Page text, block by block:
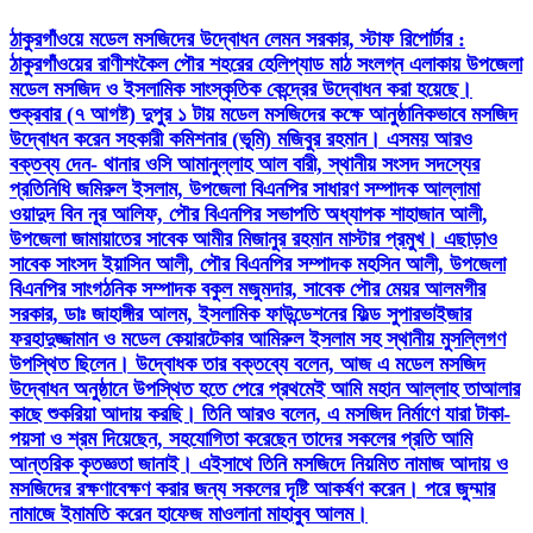
ঠাকুরগাঁওয়ে মডেল মসজিদের উদ্বোধন লেমন সরকার, স্টাফ রিপোর্টার :
ঠাকুরগাঁওয়ের রাণীশংকৈল পৌর শহরের হেলিপ্যাড মাঠ সংলগ্ন এলাকায় উপজেলা
মডেল মসজিদ ও ইসলামিক সাংস্কৃতিক কেন্দ্রের উদ্বোধন করা হয়েছে।
শুক্রবার (৭ আগষ্ট) দুপুর ১ টায় মডেল মসজিদের কক্ষে আনুষ্ঠানিকভাবে মসজিদ
উদ্বোধন করেন সহকারী কমিশনার (ভূমি) মজিবুর রহমান। এসময় আরও
বক্তব্য দেন- থানার ওসি আমানুল্লাহ আল বারী, স্থানীয় সংসদ সদস্যের
প্রতিনিধি জমিরুল ইসলাম, উপজেলা বিএনপির সাধারণ সম্পাদক আল্লামা
ওয়াদুদ বিন নূর আলিফ, পৌর বিএনপির সভাপতি অধ্যাপক শাহাজান আলী,
উপজেলা জামায়াতের সাবেক আমীর মিজানুর রহমান মাস্টার প্রমুখ। এছাড়াও
সাবেক সাংসদ ইয়াসিন আলী, পৌর বিএনপির সম্পাদক মহসিন আলী, উপজেলা
বিএনপির সাংগঠনিক সম্পাদক বকুল মজুমদার, সাবেক পৌর মেয়র আলমগীর
সরকার, ডাঃ জাহাঙ্গীর আলম, ইসলামিক ফাউন্ডেশনের ফিল্ড সুপারভাইজার
ফরহাদুজ্জামান ও মডেল কেয়ারটেকার আমিরুল ইসলাম সহ স্থানীয় মুসল্লিগণ
উপস্থিত ছিলেন। উদ্বোধক তার বক্তব্যে বলেন, আজ এ মডেল মসজিদ
উদ্বোধন অনুষ্ঠানে উপস্থিত হতে পেরে প্রথমেই আমি মহান আল্লাহ তাআলার
কাছে শুকরিয়া আদায় করছি। তিনি আরও বলেন, এ মসজিদ নির্মাণে যারা টাকা-
পয়সা ও শ্রম দিয়েছেন, সহযোগিতা করেছেন তাদের সকলের প্রতি আমি
আন্তরিক কৃতজ্ঞতা জানাই। এইসাথে তিনি মসজিদে নিয়মিত নামাজ আদায় ও
মসজিদের রক্ষণাবেক্ষণ করার জন্য সকলের দৃষ্টি আকর্ষণ করেন। পরে জুম্মার
নামাজে ইমামতি করেন হাফেজ মাওলানা মাহাবুব আলম।